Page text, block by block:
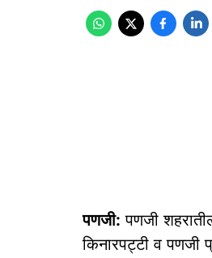
पणजी: पणजी
किनारपट्टी व पणजी